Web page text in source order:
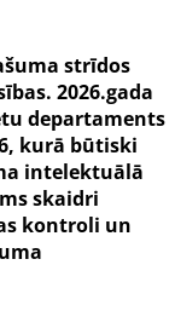
strīdos
2026.gada
departaments
kurā būtiski
intelektuālā
skaidri
kontroli un